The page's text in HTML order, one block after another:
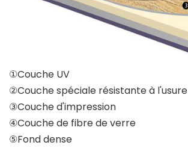
①Couche UV
②Couche spéciale résistante à l'usure
③Couche d'impression
④Couche de fibre de verre
⑤Fond dense